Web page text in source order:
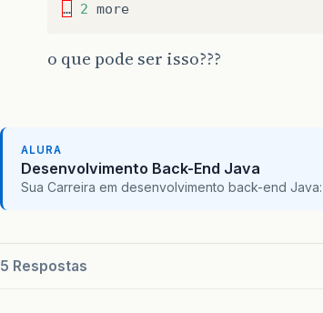
… 2 more
o que pode ser isso???
ALURA
Desenvolvimento Back-End Java
Sua Carreira em desenvolvimento back-end
5 Respostas